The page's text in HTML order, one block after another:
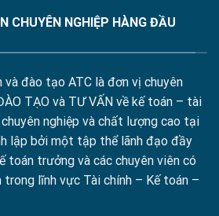
CHUYÊN NGHIỆP HÀNG ĐẦU
đào tạo ATC là đơn vị chuyên
TẠO và TƯ VẤN về kế toán – tài
nghiệp và chất lượng cao tại
lập bởi một tập thể lãnh đạo đầy
toán trưởng và các chuyên viên có
trong lĩnh vực Tài chính – Kế toán –